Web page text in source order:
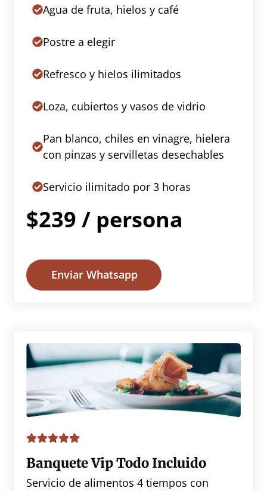
Agua de fruta, hielos y café
Postre a elegir
Refresco y hielos ilimitados
Loza, cubiertos y vasos de vidrio
Pan blanco, chiles en vinagre, hielera
con pinzas y servilletas desechables
Servicio ilimitado por 3 horas
$239 / persona
Enviar Whatsapp
Banquete Vip Todo Incluido
Servicio de alimentos 4 tiempos con